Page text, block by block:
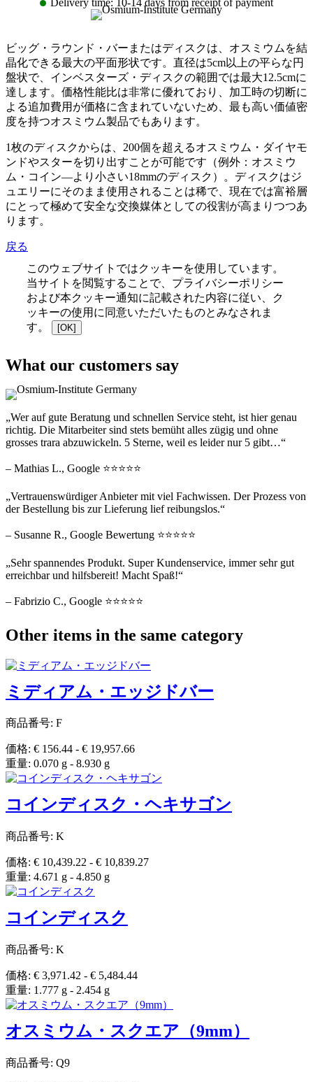
ビッグ・ラウンド・バーまたはディスクは、オスミウムを結
晶化できる最大の平面形状です。直径は5cm以上の平らな円
盤状で、インベスターズ・ディスクの範囲では最大12.5cmに
達します。価格性能比は非常に優れており、加工時の切断に
よる追加費用が価格に含まれていないため、最も高い価値密
度を持つオスミウム製品でもあります。
1枚のディスクからは、200個を超えるオスミウム・ダイヤモ
ンドやスターを切り出すことが可能です（例外：オスミウ
ム・コイン―より小さい18mmのディスク）。ディスクはジ
ュエリーにそのまま使用されることは稀で、現在では富裕層
にとって極めて安全な交換媒体としての役割が高まりつつあ
ります。
戻る
このウェブサイトではクッキーを使用しています。
当サイトを閲覧することで、プライバシーポリシー
および本クッキー通知に記載された内容に従い、ク
ッキーの使用に同意いただいたものとみなされま
す。
[OK]
What our customers say
„Wer auf gute Beratung und schnellen Service steht, ist hier genau
richtig. Die Mitarbeiter sind stets bemüht alles zügig und ohne
grosses trara abzuwickeln. 5 Sterne, weil es leider nur 5 gibt…“
– Mathias L., Google ⭐⭐⭐⭐⭐
„Vertrauenswürdiger Anbieter mit viel Fachwissen. Der Prozess von
der Bestellung bis zur Lieferung lief reibungslos.“
– Susanne R., Google Bewertung ⭐⭐⭐⭐⭐
„Sehr spannendes Produkt. Super Kundenservice, immer sehr gut
erreichbar und hilfsbereit! Macht Spaß!“
– Fabrizio C., Google ⭐⭐⭐⭐⭐
Other items in the same category
ミディアム・エッジドバー
商品番号: F
価格: € 156.44 - € 19,957.66
重量: 0.070 g - 8.930 g
コインディスク・ヘキサゴン
商品番号: K
価格: € 10,439.22 - € 10,839.27
重量: 4.671 g - 4.850 g
コインディスク
商品番号: K
価格: € 3,971.42 - € 5,484.44
重量: 1.777 g - 2.454 g
オスミウム・スクエア（9mm）
商品番号: Q9